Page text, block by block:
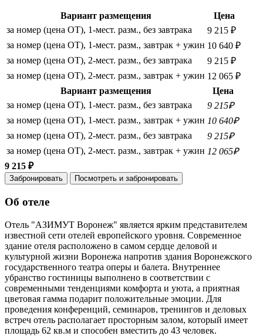
Вариант размещения
Цена
за номер (цена ОТ), 1-мест. разм., без завтрака
9 215 ₽
за номер (цена ОТ), 1-мест. разм., завтрак + ужин 10 640 ₽
за номер (цена ОТ), 2-мест. разм., без завтрака
9 215 ₽
за номер (цена ОТ), 2-мест. разм., завтрак + ужин 12 065 ₽
Вариант размещения
Цена
за номер (цена ОТ), 1-мест. разм., без завтрака
9 215₽
за номер (цена ОТ), 1-мест. разм., завтрак + ужин 10 640₽
за номер (цена ОТ), 2-мест. разм., без завтрака
9 215₽
за номер (цена ОТ), 2-мест. разм., завтрак + ужин 12 065₽
9 215 ₽
Забронировать Посмотреть и забронировать
Об отеле
Отель "АЗИМУТ Воронеж" является ярким представителем
известной сети отелей европейского уровня. Современное
здание отеля расположено в самом сердце деловой и
культурной жизни Воронежа напротив здания Воронежского
государственного театра оперы и балета. Внутреннее
убранство гостиницы выполнено в соответствии с
современными тенденциями комфорта и уюта, а приятная
цветовая гамма подарит положительные эмоции. Для
проведения конференций, семинаров, тренингов и деловых
встреч отель располагает просторным залом, который имеет
площадь 62 кв.м и способен вместить до 43 человек.